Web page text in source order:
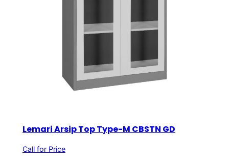
Lemari Arsip Top Type-M CBSTN GD
Call for Price